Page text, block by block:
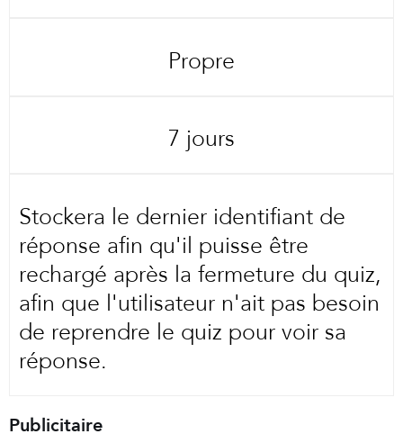
Propre
7 jours
Stockera le dernier identifiant de
réponse afin qu'il puisse être
rechargé après la fermeture du quiz,
afin que l'utilisateur n'ait pas besoin
de reprendre le quiz pour voir sa
réponse.
Publicitaire